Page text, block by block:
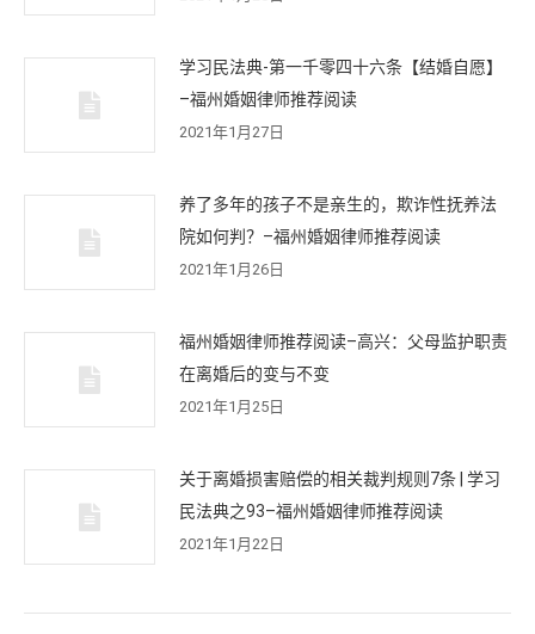
学习民法典-第一千零四十六条【结婚自愿】
–福州婚姻律师推荐阅读
2021年1月27日
养了多年的孩子不是亲生的，欺诈性抚养法
院如何判？–福州婚姻律师推荐阅读
2021年1月26日
福州婚姻律师推荐阅读–高兴：父母监护职责
在离婚后的变与不变
2021年1月25日
关于离婚损害赔偿的相关裁判规则7条 | 学习
民法典之93–福州婚姻律师推荐阅读
2021年1月22日